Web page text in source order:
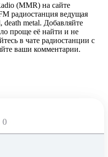
(MMR) на сайте
радиостанция ведущая
metal. Добавляйте
проще её найти и не
в чате радиостанции с
ваши комментарии.
0